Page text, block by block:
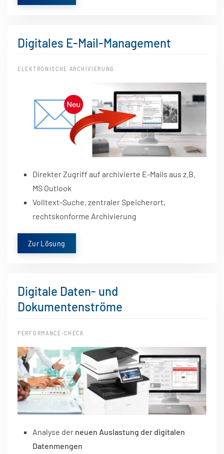
Digitales E-Mail-Management
ELEKTRONISCHE ARCHIVIERUNG
Direkter Zugriff auf archivierte E-Mails aus z.B.
MS Outlook
Volltext-Suche, zentraler Speicherort,
rechtskonforme Archivierung
Zur Lösung
Digitale Daten- und
Dokumentenströme
PERFORMANCE-CHECK
Analyse der neuen Auslastung der digitalen
Datenmengen